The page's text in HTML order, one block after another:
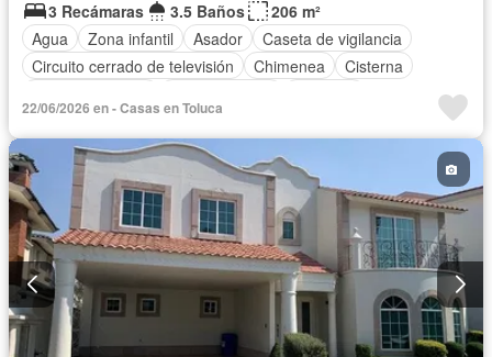
3 Recámaras
3.5 Baños
206 m²
Agua
Zona infantil Asador
Caseta de vigilancia
Circuito cerrado de televisión
Chimenea
Cisterna
Cuarto de Limpieza
Cuarto de servicio
Estacionamiento
Internet
Recámara con closet
Seguridad
Televisión por cable Terraza
Zonas verdes
Permite niños
Solo familias
Sin amueblar
22/06/2026 en - Casas en Toluca